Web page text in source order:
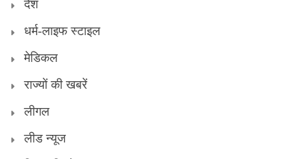
देश
धर्म-लाइफ स्टाइल
मेडिकल
राज्यों की खबरें
लीगल
लीड न्यूज